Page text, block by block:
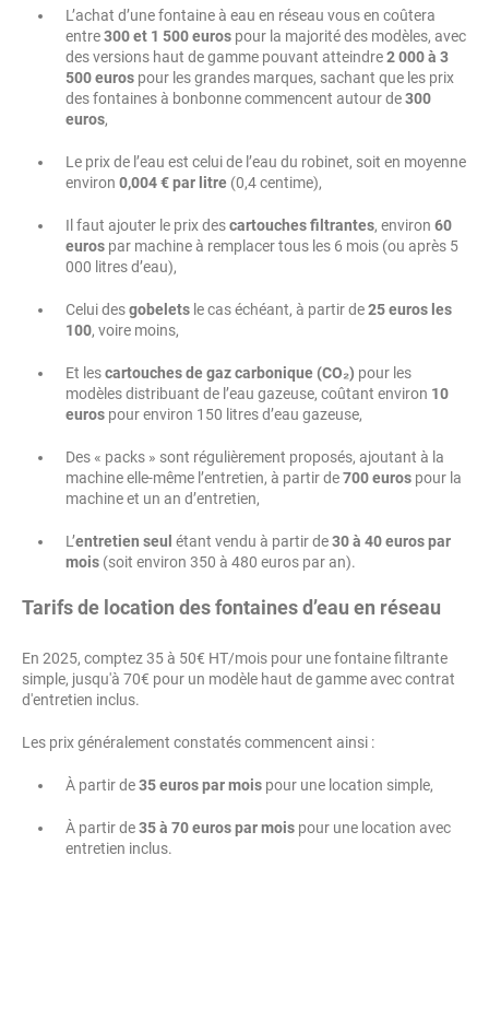
L’achat d’une fontaine à eau en réseau vous en coûtera
entre300 et 1 500 euros pour la majorité des modèles, avec
des versions haut de gamme pouvant atteindre2 000 à 3
500 euros pour les grandes marques, sachant que les prix
des fontaines à bonbonne commencent autour de300
euros,
Le prix de l’eau est celui de l’eau du robinet, soit en moyenne
environ 0,004 € par litre (0,4 centime),
Il faut ajouter le prix descartouches filtrantes, environ 60
euros par machine à remplacer tous les 6 mois (ou après 5
000 litres d’eau),
Celui desgobelets le cas échéant, à partir de25 euros les
100, voire moins,
Et lescartouches de gaz carbonique (CO₂) pour les
modèles distribuant de l’eau gazeuse, coûtant environ 10
euros pour environ 150 litres d’eau gazeuse,
Des « packs » sont régulièrement proposés, ajoutant à la
machine elle-même l’entretien, à partir de700 euros pour la
machine et un an d’entretien,
L’entretien seul étant vendu à partir de30 à 40 euros par
mois (soit environ 350 à 480 euros par an).
Tarifs de location des fontaines d’eau en réseau
En 2025, comptez 35 à 50€ HT/mois pour une fontaine filtrante
simple, jusqu'à 70€ pour un modèle haut de gamme avec contrat
d'entretien inclus.
Les prix généralement constatés commencent ainsi :
À partir de35euros par mois pour une location simple,
À partir de35 à 70 euros par mois pour une location avec
entretien inclus.